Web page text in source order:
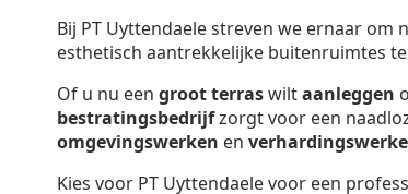
Bij PT Uyttendaele streven we ernaar om
esthetisch aantrekkelijke buitenruimtes
Of u nu een groot terraswiltaanleggen
bestratingsbedrijfzorgt voor een
omgevingswerken en
Kies voor PT Uyttendaele voor een